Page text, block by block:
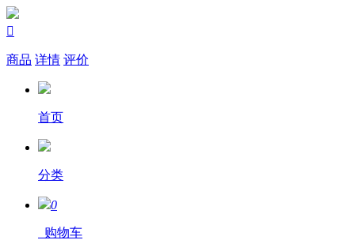

商品 详情 评价
首页
分类
0
购物车